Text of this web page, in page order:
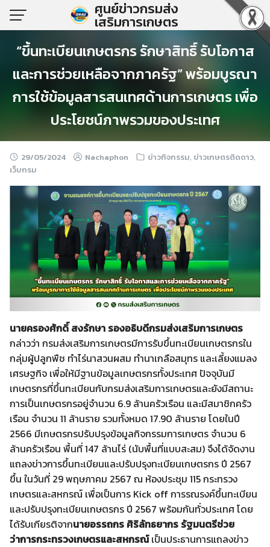
Skip
ศูนย์ข่าวกรมส่ง
เสริมการเกษตร
“ขึ้นทะเบียนเกษตรกร รักษาสิทธิ์ รับโอกาส
และการช่วยเหลือจากภาครัฐ” พร้อมบูรณา
การใช้ข้อมูลสารสนเทศด้านการเกษตร เพื่อ
ประโยชน์ภาพรวมของประเทศ
29/05/2024 Nachaphon ข่าวกิจกรรม, ข่าวเกษตรติดดาว,
เว็บกรม
นายครองศักดิ์ สงรักษา รองอธิบดีกรมส่งเสริมการเกษตร
กล่าวว่า กรมส่งเสริมการเกษตรมีการรับขึ้นทะเบียนเกษตรกรใน
กลุ่มผู้ปลูกพืช ทำไร่นาสวนผสม ทำนาเกลือสมุทร และเลี้ยงแมลง
เศรษฐกิจ เพื่อให้มีฐานข้อมูลเกษตรกรทั้งประเทศ ปัจจุบันมี
เกษตรกรที่ขึ้นทะเบียนกับกรมส่งเสริมการเกษตรและยังมีสถานะ
การเป็นเกษตรกรอยู่จำนวน 6.9 ล้านครัวเรือน และมีสมาชิกครัว
เรือน จำนวน 11 ล้านราย รวมทั้งหมด 17.90 ล้านราย โดยในปี
2566 มีเกษตรกรปรับปรุงข้อมูลกิจกรรมการเกษตร จำนวน 6
ล้านครัวเรือน พื้นที่ 147 ล้านไร่ (นับพื้นที่แบบสะสม) จึงได้จัดงาน
แถลงข่าวการขึ้นทะเบียนและปรับปรุงทะเบียนเกษตรกร ปี 2567
ขึ้น ในวันที่ 29 พฤษภาคม 2567 ณ ห้องประชุม 115 กระทรวง
เกษตรและสหกรณ์ เพื่อเป็นการ Kick off การรณรงค์ขึ้นทะเบียน
และปรับปรุงทะเบียนเกษตรกร ปี 2567 พร้อมกันทั่วประเทศ โดย
ได้รับเกียรติจากนายอรรถกร ศิริลัทธยากร รัฐมนตรีช่วย
ว่าการกระทรวงเกษตรและสหกรณ์เป็นประธานการแถลงข่าว